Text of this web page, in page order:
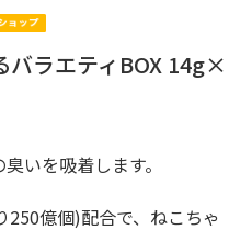
バラエティBOX 14g×
いを吸着します。
250億個)配合で、ねこちゃ